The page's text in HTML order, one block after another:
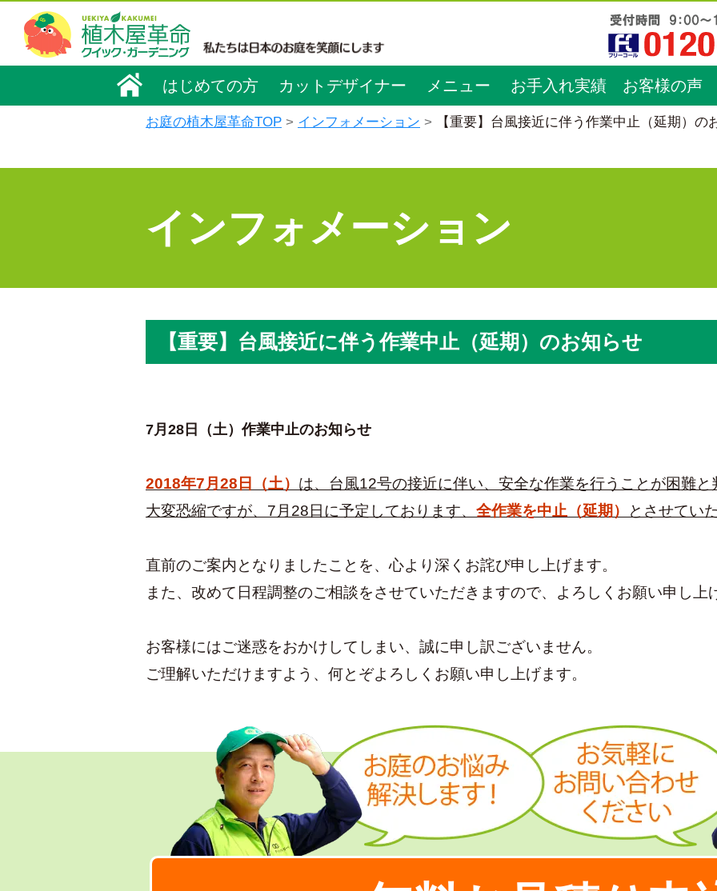
はじめての方 カットデザイナー メニュー お手入れ実績 お客様の声
お庭の植木屋革命TOP インフォメーション 【重要】台風接近に伴う作業中止（延期）の
インフォメーション
【重要】台風接近に伴う作業中止（延期）のお知らせ
7月28日（土）作業中止のお知らせ
2018年7月28日（土） は、台風12号の接近に伴い、安全な作業を行うことが困難
大変恐縮ですが、7月28日に予定しております、 全作業を中止（延期） とさせてい
直前のご案内となりましたことを、心より深くお詫び申し上げます。
また、改めて日程調整のご相談をさせていただきますので、よろしくお願い申し上
お客様にはご迷惑をおかけしてしまい、誠に申し訳ございません。
ご理解いただけますよう、何とぞよろしくお願い申し上げます。